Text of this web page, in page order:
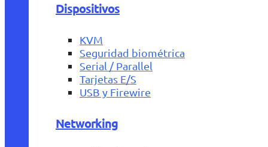
Dispositivos
KVM
Seguridad biométrica
Serial / Parallel
Tarjetas E/S
USB y Firewire
Networking